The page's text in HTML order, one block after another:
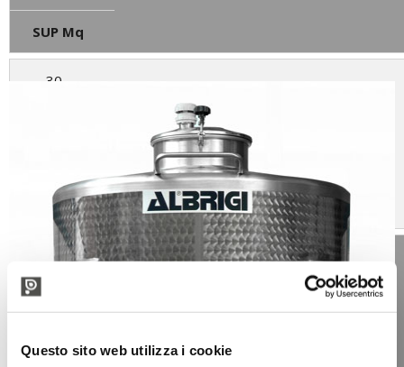
Questo sito web utilizza i cookie
SUP Mq
30
2,25
40